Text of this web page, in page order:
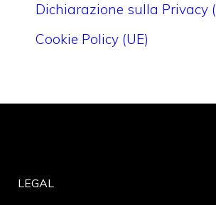
Dichiarazione sulla Privacy
Cookie Policy (UE)
LEGAL